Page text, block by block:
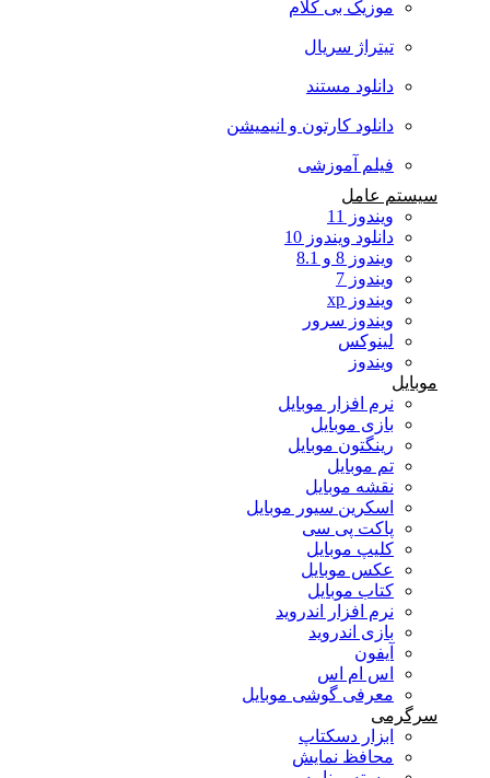
موزیک بی کلام
تیتراژ سریال
دانلود مستند
دانلود کارتون و انیمیشن
فیلم آموزشی
سیستم عامل
ویندوز 11
دانلود ویندوز 10
ویندوز 8 و 8.1
ویندوز 7
ویندوز xp
ویندوز سرور
لینوکس
ویندوز
موبایل
نرم افزار موبایل
بازی موبایل
رینگتون موبایل
تم موبایل
نقشه موبایل
اسکرین سیور موبایل
پاکت پی سی
کلیپ موبایل
عکس موبایل
کتاب موبایل
نرم افزار اندروید
بازی اندروید
آیفون
اس ام اس
معرفی گوشی موبایل
سرگرمی
ابزار دسکتاپ
محافظ نمایش